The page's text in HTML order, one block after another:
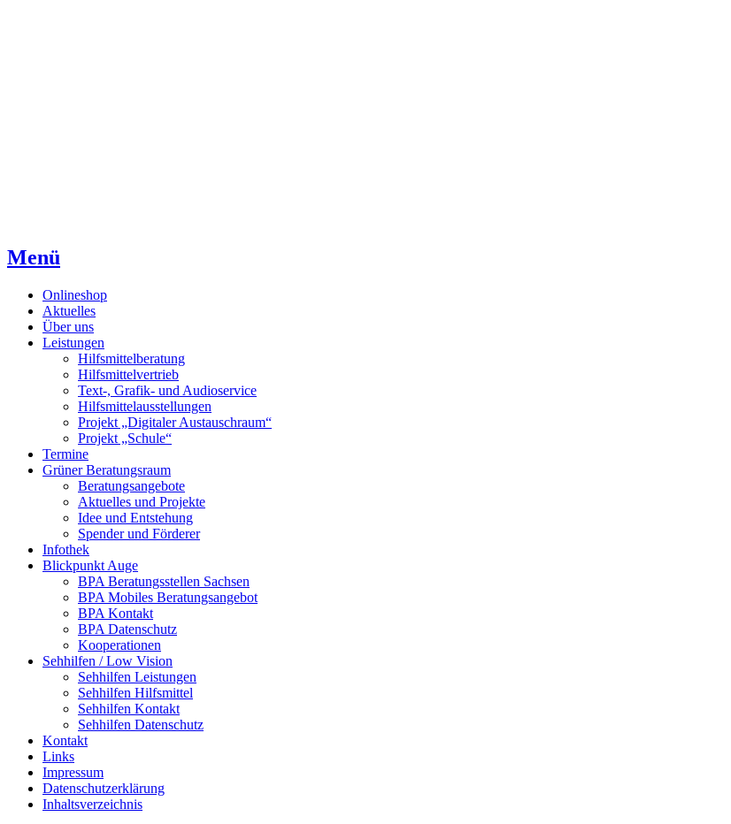
Menü
Onlineshop
Aktuelles
Über uns
Leistungen
Hilfsmittelberatung
Hilfsmittelvertrieb
Text-, Grafik- und Audioservice
Hilfsmittelausstellungen
Projekt „Digitaler Austauschraum“
Projekt „Schule“
Termine
Grüner Beratungsraum
Beratungsangebote
Aktuelles und Projekte
Idee und Entstehung
Spender und Förderer
Infothek
Blickpunkt Auge
BPA Beratungsstellen Sachsen
BPA Mobiles Beratungsangebot
BPA Kontakt
BPA Datenschutz
Kooperationen
Sehhilfen / Low Vision
Sehhilfen Leistungen
Sehhilfen Hilfsmittel
Sehhilfen Kontakt
Sehhilfen Datenschutz
Kontakt
Links
Impressum
Datenschutzerklärung
Inhaltsverzeichnis